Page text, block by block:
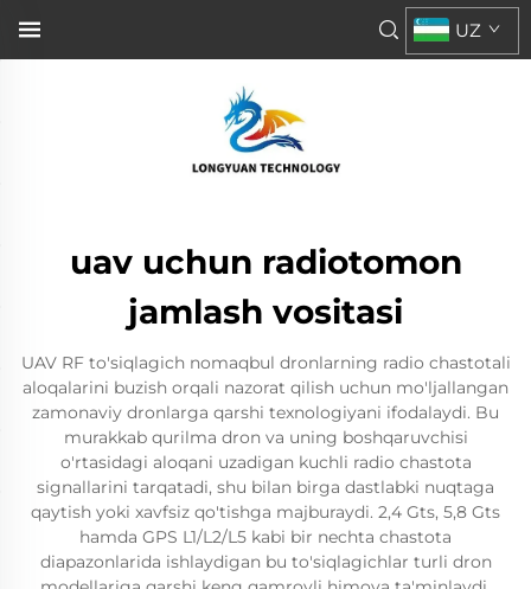
UZ
uav uchun radiotomon
jamlash vositasi
UAV RF to'siqlagich nomaqbul dronlarning radio chastotali
aloqalarini buzish orqali nazorat qilish uchun mo'ljallangan
zamonaviy dronlarga qarshi texnologiyani ifodalaydi. Bu
murakkab qurilma dron va uning boshqaruvchisi
o'rtasidagi aloqani uzadigan kuchli radio chastota
signallarini tarqatadi, shu bilan birga dastlabki nuqtaga
qaytish yoki xavfsiz qo'tishga majburaydi. 2,4 Gts, 5,8 Gts
hamda GPS L1/L2/L5 kabi bir nechta chastota
diapazonlarida ishlaydigan bu to'siqlagichlar turli dron